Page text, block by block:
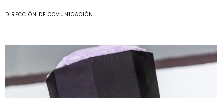
DIRECCIÓN DE COMUNICACIÓN